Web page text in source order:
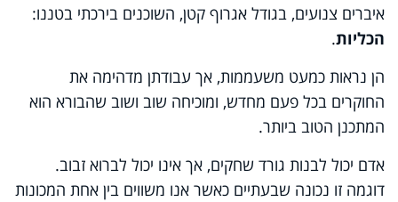
איברים צנועים, בגודל אגרוף קטן, השוכנים בירכתי בטננו:
הכליות.
הן נראות כמעט משעממות, אך עבודתן מדהימה את
החוקרים בכל פעם מחדש, ומוכיחה שוב ושוב שהבורא הוא
המתכנן הטוב ביותר.
אדם יכול לבנות גורד שחקים, אך אינו יכול לברוא זבוב.
דוגמה זו נכונה שבעתיים כאשר אנו משווים בין אחת המכונות